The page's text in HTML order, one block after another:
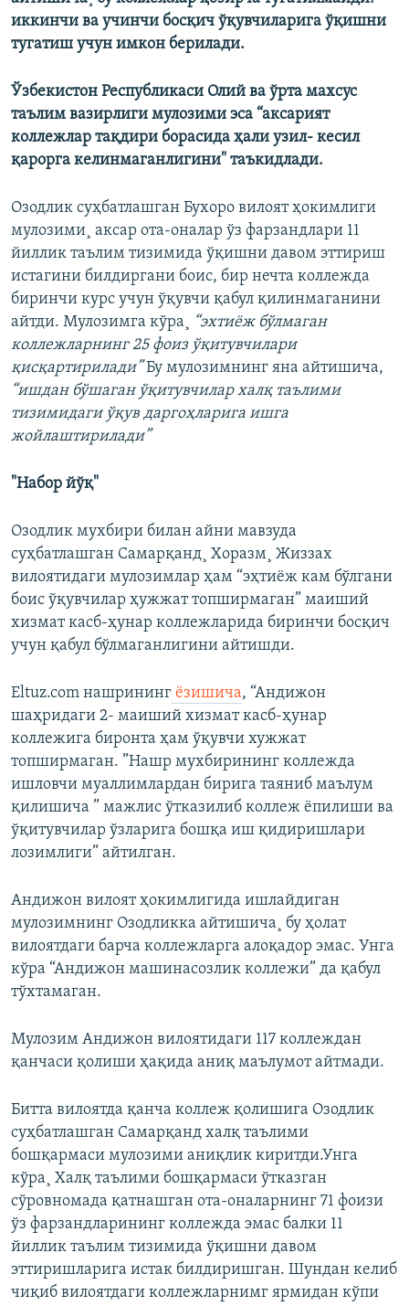
иккинчи ва учинчи босқич ўқувчиларига ўқишни
тугатиш учун имкон берилади.
Ўзбекистон Республикаси Олий ва ўрта махсус
таълим вазирлиги мулозими эса “аксарият
коллежлар тақдири борасида ҳали узил- кесил
қарорга келинмаганлигини" таъкидлади.
Озодлик суҳбатлашган Бухоро вилоят ҳокимлиги
мулозими¸ аксар ота-оналар ўз фарзандлари 11
йиллик таълим тизимида ўқишни давом эттириш
истагини билдиргани боис, бир нечта коллежда
биринчи курс учун ўқувчи қабул қилинмаганини
айтди. Мулозимга кўра¸ “эхтиëж бўлмаган
коллежларнинг 25 фоиз ўқитувчилари
қисқартирилади”Бу мулозимнинг яна айтишича,
“ишдан бўшаган ўқитувчилар халқ таълими
тизимидаги ўқув даргоҳларига ишга
жойлаштирилади”
"Набор йўқ"
Озодлик мухбири билан айни мавзуда
суҳбатлашган Самарқанд¸ Хоразм¸ Жиззах
вилоятидаги мулозимлар ҳам “эҳтиëж кам бўлгани
боис ўқувчилар ҳужжат топширмаган” маиший
хизмат касб-ҳунар коллежларида биринчи босқич
учун қабул бўлмаганлигини айтишди.
Eltuz.com нашрининг ëзишича, “Андижон
шаҳридаги 2- маиший хизмат касб-ҳунар
коллежига биронта ҳам ўқувчи хужжат
топширмаган. ”Нашр мухбирининг коллежда
ишловчи муаллимлардан бирига таяниб маълум
қилишича ” мажлис ўтказилиб коллеж ёпилиши ва
ўқитувчилар ўзларига бошқа иш қидиришлари
лозимлиги” айтилган.
Андижон вилоят ҳокимлигида ишлайдиган
мулозимнинг Озодликка айтишича¸ бу ҳолат
вилоятдаги барча коллежларга алоқадор эмас. Унга
кўра “Андижон машинасозлик коллежи” да қабул
тўхтамаган.
Мулозим Андижон вилоятидаги 117 коллеждан
қанчаси қолиши ҳақида аниқ маълумот айтмади.
Битта вилоятда қанча коллеж қолишига Озодлик
суҳбатлашган Самарқанд халқ таълими
бошқармаси мулозими аниқлик киритди.Унга
кўра¸ Халқ таълими бошқармаси ўтказган
сўровномада қатнашган ота-оналарнинг 71 фоизи
ўз фарзандларининг коллежда эмас балки 11
йиллик таълим тизимида ўқишни давом
эттиришларига истак билдиришган. Шундан келиб
чиқиб вилоятдаги коллежларнимг ярмидан кўпи